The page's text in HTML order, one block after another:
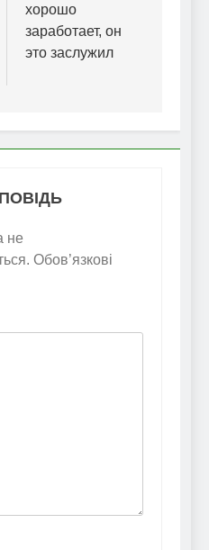
хорошо
заработает, он
это заслужил
не
Обов’язкові